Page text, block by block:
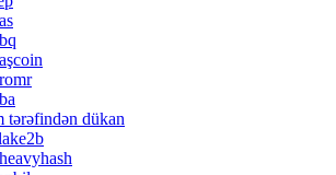
tərəfindən dükan